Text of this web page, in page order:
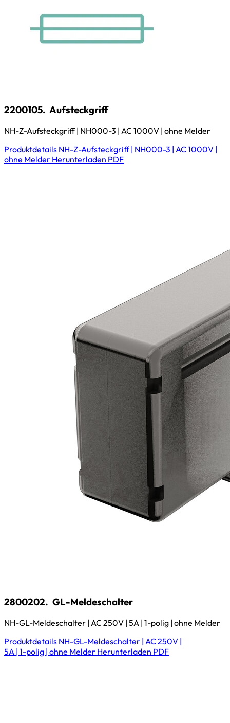
2200105. Aufsteckgriff
NH-Z-Aufsteckgriff | NH000-3 | AC 1000V | ohne Melder
Produktdetails NH-Z-Aufsteckgriff | NH000-3 | AC 1000V |
ohne Melder Herunterladen PDF
2800202. GL-Meldeschalter
NH-GL-Meldeschalter | AC 250V | 5A | 1-polig | ohne Melder
Produktdetails NH-GL-Meldeschalter | AC 250V |
5A | 1-polig | ohne Melder Herunterladen PDF